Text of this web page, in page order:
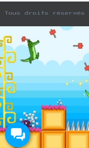
Tous droits réservés